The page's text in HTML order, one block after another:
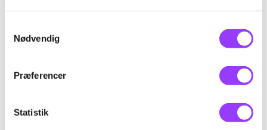
Nødvendig
Præferencer
Statistik
Deltageren kan udføre normalt forekommende
kranopgaver med mobile kraner med en
opfylder Arbejdstilsynets kvalifikationskrav, jf.
KONTAKT
Kursus-
administration